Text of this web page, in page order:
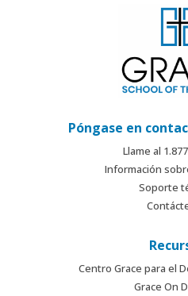
Póngase en
Llame al
Información
Soporte
Centro Grace para el
Grace On